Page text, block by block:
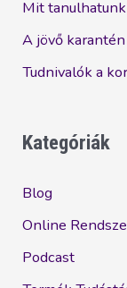
Mit
A jövő
Tudnivalók a
Kategóriák
Blog
Online
Podcast